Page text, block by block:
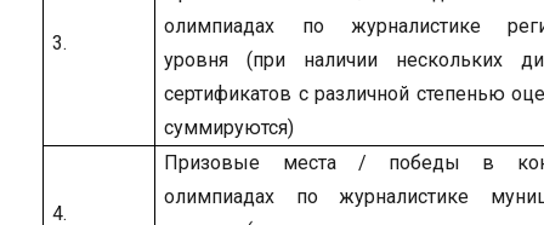
3.
олимпиадах по журналистике
уровня (при наличии нескольких
сертификатов с различной степенью
суммируются)
4.
Призовые места / победы в
олимпиадах по журналистике